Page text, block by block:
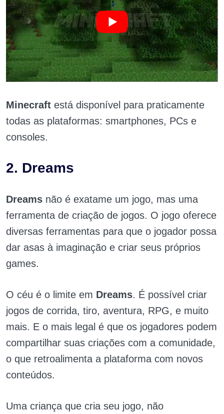
Minecraft está disponível para praticamente
todas as plataformas: smartphones, PCs e
consoles.
2. Dreams
Dreams não é exatame um jogo, mas uma
ferramenta de criação de jogos. O jogo oferece
diversas ferramentas para que o jogador possa
dar asas à imaginação e criar seus próprios
games.
O céu é o limite em Dreams. É possível criar
jogos de corrida, tiro, aventura, RPG, e muito
mais. E o mais legal é que os jogadores podem
compartilhar suas criações com a comunidade,
o que retroalimenta a plataforma com novos
conteúdos.
Uma criança que cria seu jogo, não